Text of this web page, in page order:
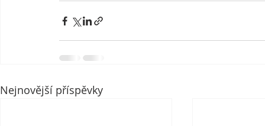
Nejnovější příspěvky